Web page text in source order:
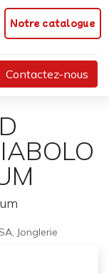
Notre catalogue
Contactez-nous
Jonglerie